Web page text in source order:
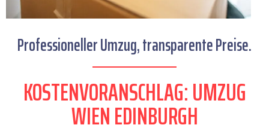
Professioneller Umzug, transparente Preise.
KOSTENVORANSCHLAG: UMZUG
WIEN EDINBURGH